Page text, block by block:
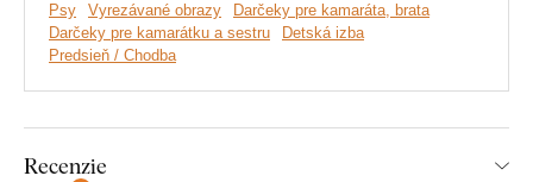
Krásna drevená dekorácia
Ideálny darček pre psíčkara
Psy Vyrezávané obrazy
Darčeky pre kamaráta, brata
Darčeky pre kamarátku a sestru
Detská izba
Predsieň / Chodba
Recenzie